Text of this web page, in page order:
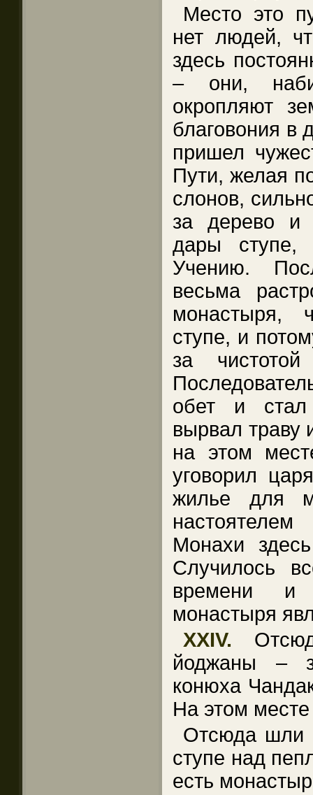
Место это
нет людей,
здесь
– они,
окропляют
благовония в
пришел
Пути, желая
слонов,
за дерево и
дары ступе,
Учению.
весьма
монастыря,
ступе, и
за
обет и
вырвал траву
на этом
уговорил
жилье для
Монахи
Случилось
времени и
монастыря
XXIV.
йоджаны –
конюха
На этом
Отсюда шли
ступе над
есть